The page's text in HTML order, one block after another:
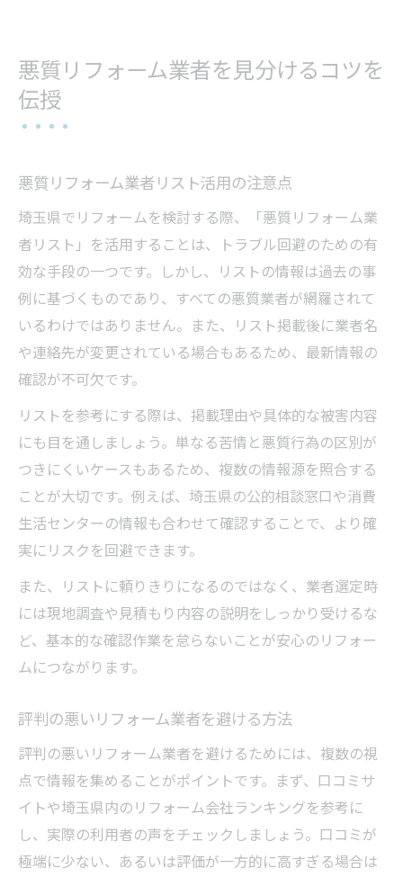
悪質リフォーム業者を見分けるコツを
伝授
悪質リフォーム業者リスト活用の注意点
埼玉県でリフォームを検討する際、「悪質リフォーム業
者リスト」を活用することは、トラブル回避のための有
効な手段の一つです。しかし、リストの情報は過去の事
例に基づくものであり、すべての悪質業者が網羅されて
いるわけではありません。また、リスト掲載後に業者名
や連絡先が変更されている場合もあるため、最新情報の
確認が不可欠です。
リストを参考にする際は、掲載理由や具体的な被害内容
にも目を通しましょう。単なる苦情と悪質行為の区別が
つきにくいケースもあるため、複数の情報源を照合する
ことが大切です。例えば、埼玉県の公的相談窓口や消費
生活センターの情報も合わせて確認することで、より確
実にリスクを回避できます。
また、リストに頼りきりになるのではなく、業者選定時
には現地調査や見積もり内容の説明をしっかり受けるな
ど、基本的な確認作業を怠らないことが安心のリフォー
ムにつながります。
評判の悪いリフォーム業者を避ける方法
評判の悪いリフォーム業者を避けるためには、複数の視
点で情報を集めることがポイントです。まず、口コミサ
イトや埼玉県内のリフォーム会社ランキングを参考に
し、実際の利用者の声をチェックしましょう。口コミが
極端に少ない、あるいは評価が一方的に高すぎる場合は